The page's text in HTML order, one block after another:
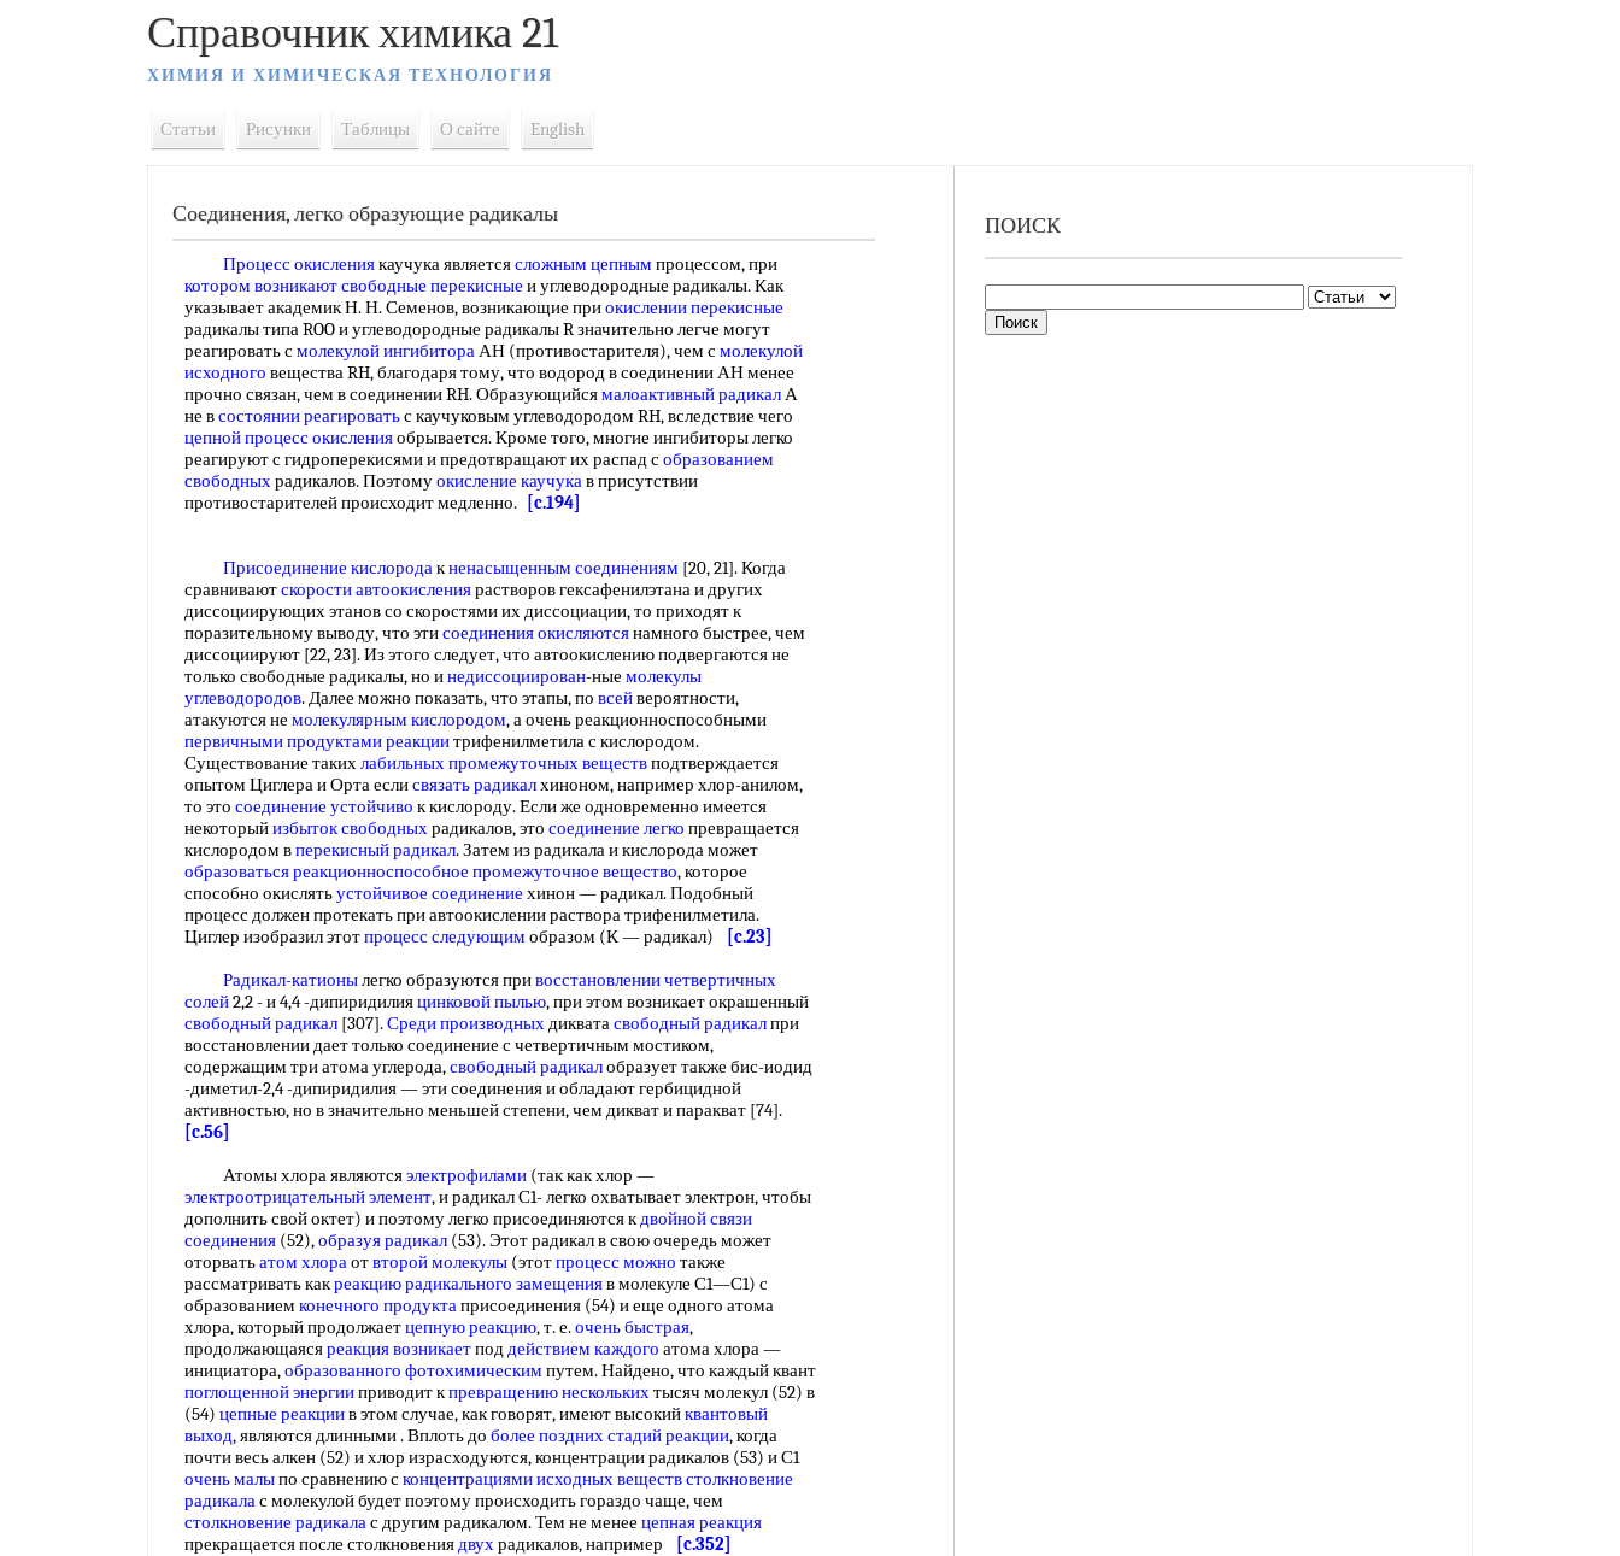
Справочник химика 21
ХИМИЯ И ХИМИЧЕСКАЯ ТЕХНОЛОГИЯ
Статьи Рисунки Таблицы О сайте English
Соединения, легко образующие радикалы
Процесс окислениякаучука являетсясложным цепным процессом, при
котором возникаютсвободные перекисные и углеводородные радикалы. Как
указывает академик Н. Н. Семенов, возникающие приокислении перекисные
радикалы типа ROO и углеводородные радикалы R значительно легче могут
реагировать смолекулой ингибитораАН (противостарителя), чем смолекулой
исходного вещества RH, благодаря тому, что водород в соединении АН менее
прочно связан, чем в соединении RH. Образующийсямалоактивный радикалА
не всостоянии реагироватьс каучуковым углеводородом RH, вследствие чего
цепной процесс окисленияобрывается. Кроме того, многие ингибиторы легко
реагируют с гидроперекисями и предотвращают их распад собразованием
свободныхрадикалов. Поэтомуокисление каучукав присутствии
противостарителей происходит медленно.
[c.194]
Присоединение кислородакненасыщенным соединениям [20, 21]. Когда
сравниваютскорости автоокислениярастворов гексафенилэтана и других
диссоциирующих этанов со скоростями их диссоциации, то приходят к
поразительному выводу, что этисоединения окисляютсянамного быстрее, чем
диссоциируют [22, 23]. Из этого следует, что автоокислению подвергаются не
только свободные радикалы, но инедиссоциирован-ные молекулы
углеводородов. Далее можно показать, что этапы, по всейвероятности,
атакуются не молекулярным кислородом, а очень реакционноспособными
первичными продуктами реакциитрифенилметила с кислородом.
Существование такихлабильных промежуточных веществподтверждается
опытом Циглера и Орта еслисвязать радикалхиноном, например хлор-анилом,
то это соединение устойчиво к кислороду. Если же одновременно имеется
некоторыйизбыток свободныхрадикалов, это соединение легко превращается
кислородом вперекисный радикал. Затем из радикала и кислорода может
образоваться реакционноспособное промежуточное вещество, которое
способно окислятьустойчивое соединение хинон — радикал. Подобный
процесс должен протекать при автоокислении раствора трифенилметила.
Циглер изобразил этотпроцесс следующим образом (К — радикал)
[c.23]
Радикал-катионылегко образуются привосстановлении четвертичных
солей2,2 - и 4,4 -дипиридилияцинковой пылью, при этом возникает окрашенный
свободный радикал [307].Среди производныхдикватасвободный радикалпри
восстановлении дает только соединение с четвертичным мостиком,
содержащим три атома углерода,свободный радикалобразует также бис-иодид
-диметил-2,4 -дипиридилия — эти соединения и обладают гербицидной
активностью, но в значительно меньшей степени, чем дикват и паракват [74].
[c.56]
Атомы хлора являютсяэлектрофилами (так как хлор —
электроотрицательный элемент, и радикал С1- легко охватывает электрон, чтобы
дополнить свой октет) и поэтому легко присоединяются кдвойной связи
соединения (52),образуя радикал (53). Этот радикал в свою очередь может
оторватьатом хлораотвторой молекулы (этотпроцесс можно также
рассматривать какреакцию радикального замещенияв молекуле С1—С1) с
образованием конечного продуктаприсоединения (54) и еще одного атома
хлора, который продолжаетцепную реакцию, т. е.очень быстрая,
продолжающаясяреакция возникаетподдействием каждого атома хлора —
инициатора,образованного фотохимическим путем. Найдено, что каждый квант
поглощенной энергииприводит кпревращению несколькихтысяч молекул (52) в
(54) цепные реакциив этом случае, как говорят, имеют высокийквантовый
выход, являются длинными . Вплоть до более позднихстадий реакции, когда
почти весь алкен (52) и хлор израсходуются, концентрации радикалов (53) и С1
очень малыпо сравнению сконцентрациями исходных веществстолкновение
радикалас молекулой будет поэтому происходить гораздо чаще, чем
столкновение радикалас другим радикалом. Тем не менее цепная реакция
прекращается после столкновениядвухрадикалов, например [c.352]
ПОИСК